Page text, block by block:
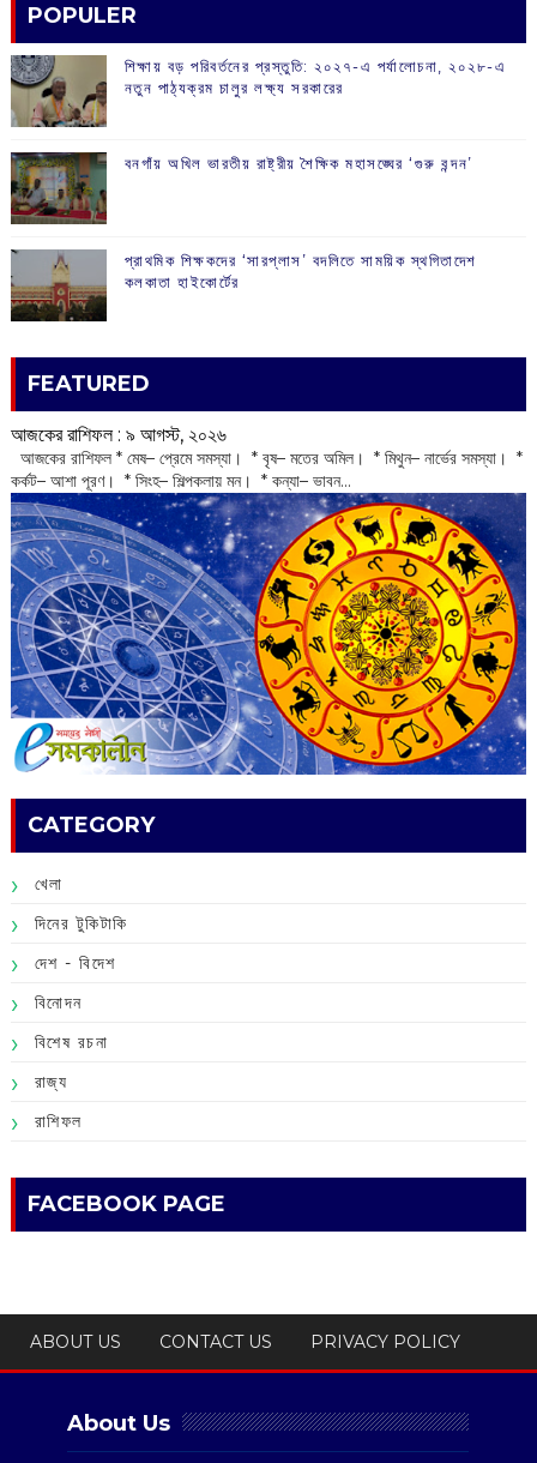
POPULER
শিক্ষায় বড় পরিবর্তনের প্রস্তুতি: ২০২৭-এ পর্যালোচনা, ২০২৮-এ
নতুন পাঠ্যক্রম চালুর লক্ষ্য সরকারের
বনগাঁয় অখিল ভারতীয় রাষ্ট্রীয় শৈক্ষিক মহাসঙ্ঘের ‘গুরু বন্দন’
প্রাথমিক শিক্ষকদের ‘সারপ্লাস’ বদলিতে সাময়িক স্থগিতাদেশ
কলকাতা হাইকোর্টের
FEATURED
আজকের রাশিফল :‌ ‌‌৯ আগস্ট, ২০২৬
‌ আজকের রাশিফল * মেষ– প্রেমে সমস্যা। * বৃষ– মতের অমিল। * মিথুন– নার্ভের সমস্যা। *
কর্কট– আশা পূরণ। * সিংহ– শিল্পকলায় মন। * কন্যা– ভাবন...
CATEGORY
খেলা
দিনের টুকিটাকি
দেশ - বিদেশ
বিনোদন
বিশেষ রচনা
রাজ্য
রাশিফল
FACEBOOK PAGE
ABOUT US CONTACT US PRIVACY POLICY
About Us